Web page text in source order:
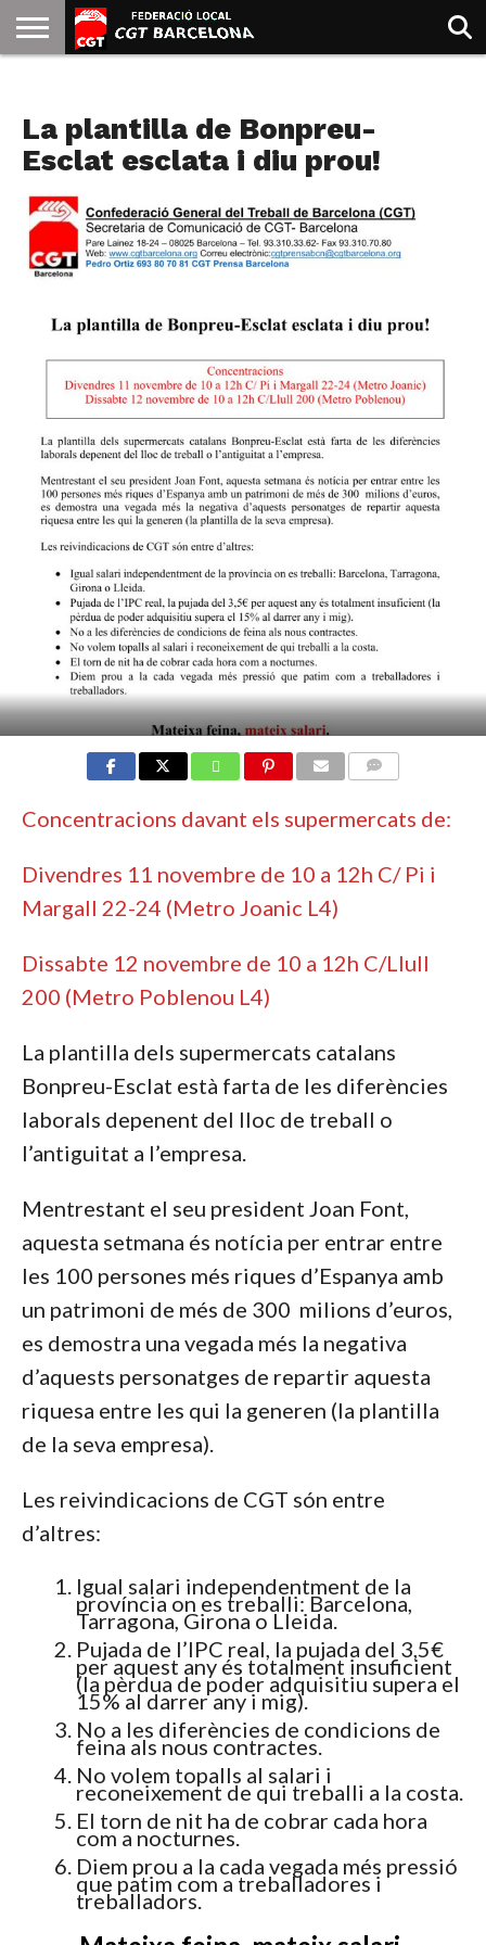
GOLDMAN
La plantilla de Bonpreu-
Esclat esclata i diu prou!
Concentracions davant els supermercats de:
Divendres 11 novembre de 10 a 12h C/ Pi i
Margall 22-24 (Metro Joanic L4)
Dissabte 12 novembre de 10 a 12h C/Llull
200 (Metro Poblenou L4)
La plantilla dels supermercats catalans
Bonpreu-Esclat està farta de les diferències
laborals depenent del lloc de treball o
l’antiguitat a l’empresa.
Mentrestant el seu president Joan Font,
aquesta setmana és notícia per entrar entre
les 100 persones més riques d’Espanya amb
un patrimoni de més de 300 milions d’euros,
es demostra una vegada més la negativa
d’aquests personatges de repartir aquesta
riquesa entre les qui la generen (la plantilla
de la seva empresa).
Les reivindicacions de CGT són entre
d’altres:
Igual salari independentment de la
província on es treballi: Barcelona,
Tarragona, Girona o Lleida.
Pujada de l’IPC real, la pujada del 3,5€
per aquest any és totalment insuficient
(la pèrdua de poder adquisitiu supera el
15% al darrer any i mig).
No a les diferències de condicions de
feina als nous contractes.
No volem topalls al salari i
reconeixement de qui treballi a la costa.
El torn de nit ha de cobrar cada hora
com a nocturnes.
Diem prou a la cada vegada més pressió
que patim com a treballadores i
treballadors.